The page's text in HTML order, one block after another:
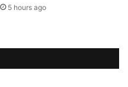
5 hours ago